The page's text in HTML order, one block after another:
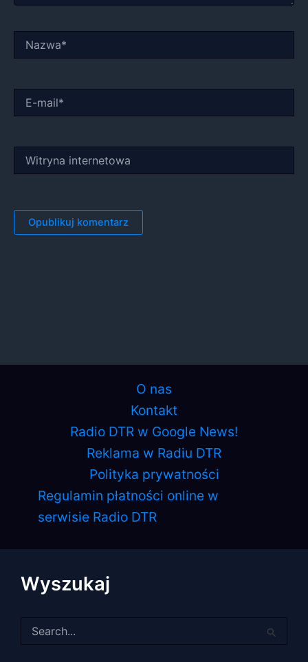
mail*
internetowa
O nas
Kontakt
Radio DTR w Google News!
Reklama w Radiu DTR
Polityka prywatności
Regulamin płatności online w
serwisie Radio DTR
Wyszukaj
dla: